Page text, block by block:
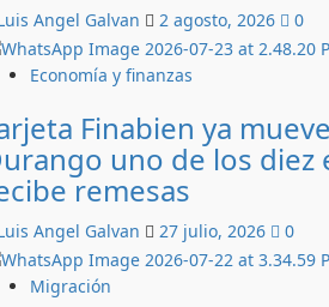
Angel Galvan 2 agosto, 2026 0
Economía y finanzas
Finabien ya
uno de los diez
remesas
Angel Galvan 27 julio, 2026 0
Migración